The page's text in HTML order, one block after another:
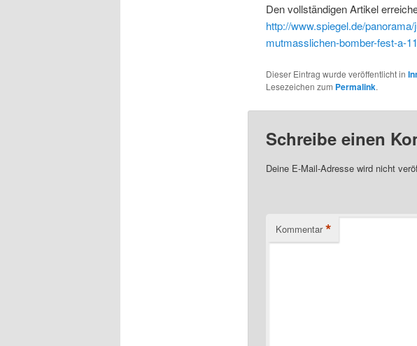
Den vollständigen Artikel
http://www.spiegel.de/
mutmasslichen-bomber-fest-a-
Dieser Eintrag wurde veröffentlicht in
Lesezeichen zum Permalink.
Schreibe einen
Deine E-Mail-Adresse wird nicht
Kommentar *